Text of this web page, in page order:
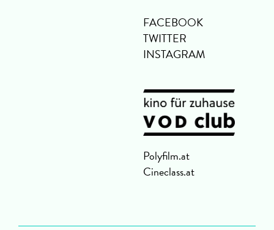
FACEBOOK
TWITTER
INSTAGRAM
Polyfilm.at
Cineclass.at